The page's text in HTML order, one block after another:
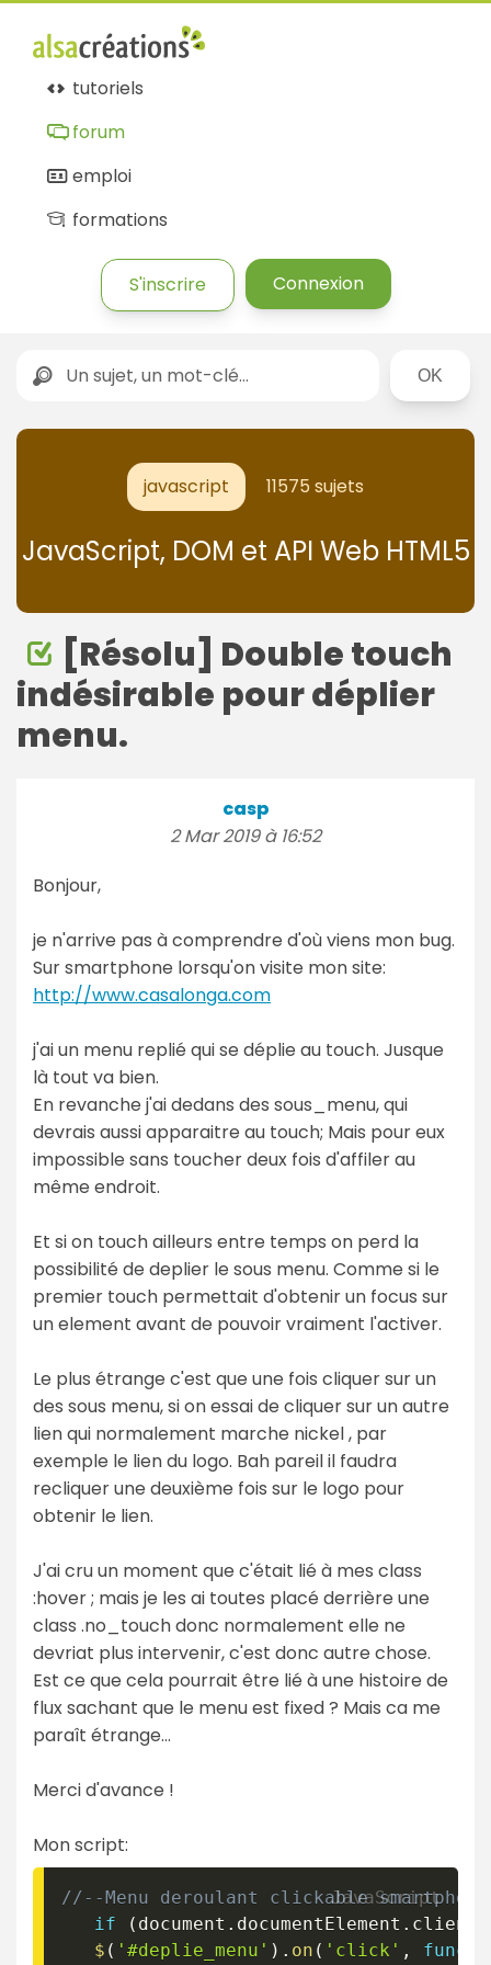
tutoriels
forum
emploi
formations
S'inscrire Connexion
Rechercher
javascript 11575 sujets
JavaScript, DOM et API Web HTML5
[Résolu] Double touch
indésirable pour déplier
menu.
casp
2 Mar 2019 à 16:52
Bonjour,
je n'arrive pas à comprendre d'où viens mon bug.
Sur smartphone lorsqu'on visite mon site:
http://www.casalonga.com
j'ai un menu replié qui se déplie au touch. Jusque
là tout va bien.
En revanche j'ai dedans des sous_menu, qui
devrais aussi apparaitre au touch; Mais pour eux
impossible sans toucher deux fois d'affiler au
même endroit.
Et si on touch ailleurs entre temps on perd la
possibilité de deplier le sous menu. Comme si le
premier touch permettait d'obtenir un focus sur
un element avant de pouvoir vraiment l'activer.
Le plus étrange c'est que une fois cliquer sur un
des sous menu, si on essai de cliquer sur un autre
lien qui normalement marche nickel , par
exemple le lien du logo. Bah pareil il faudra
recliquer une deuxième fois sur le logo pour
obtenir le lien.
J'ai cru un moment que c'était lié à mes class
:hover ; mais je les ai toutes placé derrière une
class .no_touch donc normalement elle ne
devriat plus intervenir, c'est donc autre chose.
Est ce que cela pourrait être lié à une histoire de
flux sachant que le menu est fixed ? Mais ca me
paraît étrange...
Merci d'avance !
Mon script:
if ( document . documentElement .
$ ( '#deplie_menu' ) . on ( 'click' ,